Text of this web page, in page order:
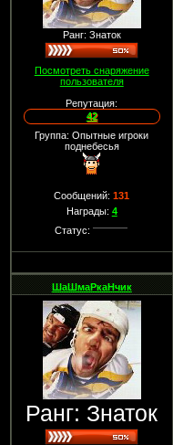
Ранг: Знаток
Посмотреть снаряжение
пользователя
Репутация:
42
Группа: Опытные игроки
поднебесья
Сообщений:131
Награды: 4
Статус:
ШаШмаРкаНчик
Ранг: Знаток